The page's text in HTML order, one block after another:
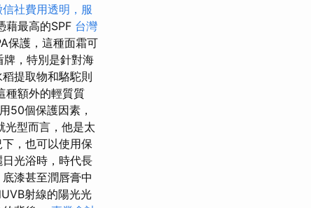
信社費用透明，服
藉最高的SPF 台灣
保護，這種面霜可
，特別是針對海
提取物和駱駝則
種額外的輕質質
50個保護因素，
光型而言，他是太
，也可以使用保
光浴時，時代長
漆甚至潤唇膏中
射線的陽光光